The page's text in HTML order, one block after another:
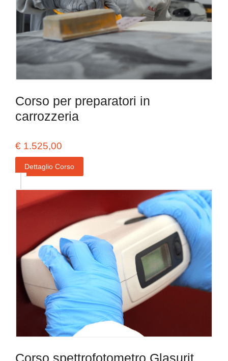
Corso per preparatori in
carrozzeria
€ 1.525,00
Dettaglio Corso
Corso spettrofotometro Glasurit